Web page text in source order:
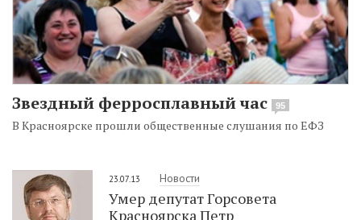
Звездный ферросплавный час 95
В Красноярске прошли общественные слушания по ЕФЗ
23.07.13 Новости
Умер депутат Горсовета
Красноярска Петр